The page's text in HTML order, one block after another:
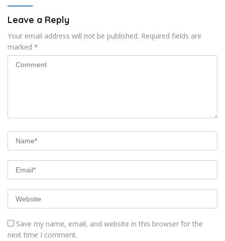
Leave a Reply
Your email address will not be published. Required fields are
marked *
Save my name, email, and website in this browser for the
next time I comment.